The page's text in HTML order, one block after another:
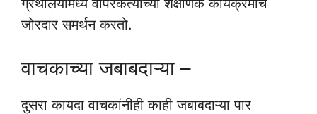
जोरदार समर्थन करतो.
वाचकाच्या जबाबदाऱ्या –
दुसरा कायदा वाचकांनीही काही जबाबदाऱ्या पार